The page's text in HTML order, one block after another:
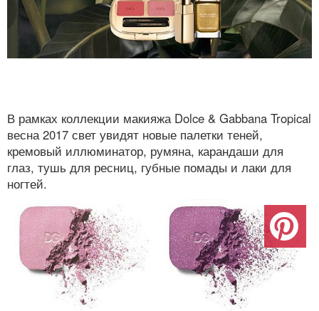
В рамках коллекции макияжа Dolce & Gabbana Tropical
весна 2017 свет увидят новые палетки теней,
кремовый иллюминатор, румяна, карандаши для
глаз, тушь для ресниц, губные помады и лаки для
ногтей.